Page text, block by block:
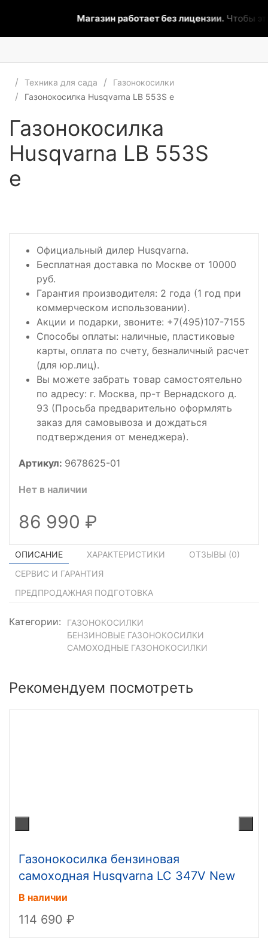
Магазин работает без лицензии.Чтобы эта
Техника для сада
Газонокосилки
Газонокосилка Husqvarna LB 553S e
Газонокосилка
Husqvarna LB 553S
e
Официальный дилер Husqvarna.
Бесплатная доставка по Москве от 10000
руб.
Гарантия производителя: 2 года (1 год при
коммерческом использовании).
Акции и подарки, звоните: +7(495)107-7155
Способы оплаты: наличные, пластиковые
карты, оплата по счету, безналичный расчет
(для юр.лиц).
Вы можете забрать товар самостоятельно
по адресу: г. Москва, пр-т Вернадского д.
93 (Просьба предварительно оформлять
заказ для самовывоза и дождаться
подтверждения от менеджера).
Артикул: 9678625-01
Нет в наличии
86 990
ОПИСАНИЕ ХАРАКТЕРИСТИКИ ОТЗЫВЫ (0)
СЕРВИС И ГАРАНТИЯ
ПРЕДПРОДАЖНАЯ ПОДГОТОВКА
Категории:
ГАЗОНОКОСИЛКИ
БЕНЗИНОВЫЕ ГАЗОНОКОСИЛКИ
САМОХОДНЫЕ ГАЗОНОКОСИЛКИ
Рекомендуем посмотреть
Газонокосилка бензиновая
самоходная Husqvarna LC 347V New
В наличии
114 690